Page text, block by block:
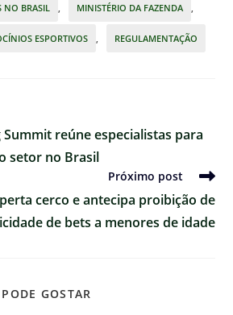
NO BRASIL MINISTÉRIO DA FAZENDA
ESPORTIVOS REGULAMENTAÇÃO
reúne especialistas para
setor no Brasil
Próximo post
cerco e antecipa proibição de
de bets a menores de idade
GOSTAR